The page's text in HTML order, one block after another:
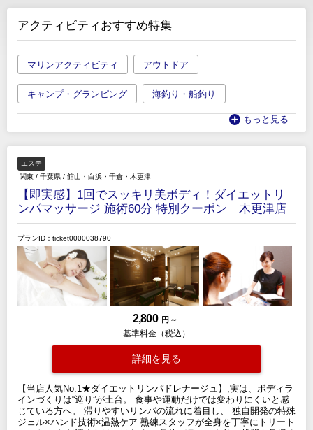
アクティビティおすすめ特集
マリンアクティビティ アウトドア
キャンプ・グランピング 海釣り・船釣り
もっと見る
エステ
関東 / 千葉県 / 館山・白浜・千倉・木更津
【即実感】1回でスッキリ美ボディ！ダイエットリ
ンパマッサージ 施術60分 特別クーポン 木更津店
プランID：ticket0000038790
2,800 円 ～
基準料金（税込）
詳細を見る
【当店人気No.1★ダイエットリンパドレナージュ】,実は、ボディラ
インづくりは“巡り”が土台。 食事や運動だけでは変わりにくいと感
じている方へ。 滞りやすいリンパの流れに着目し、 独自開発の特殊
ジェル×ハンド技術×温熱ケア 熟練スタッフが全身を丁寧にトリート